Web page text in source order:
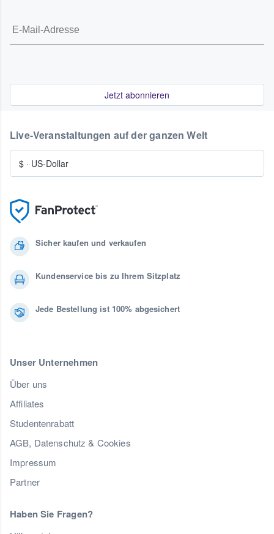
Jetzt abonnieren
Sicher kaufen und verkaufen
Kundenservice bis zu Ihrem Sitzplatz
Jede Bestellung ist 100% abgesichert
Unser Unternehmen
Über uns
Affiliates
Studentenrabatt
AGB, Datenschutz & Cookies
Impressum
Partner
Haben Sie Fragen?
Live-Veranstaltungen auf der ganzen Welt
$ · US-Dollar